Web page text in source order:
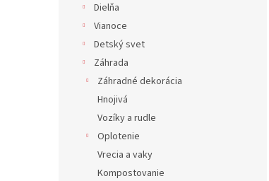
Dielňa
Vianoce
Detský svet
Záhrada
Záhradné dekorácia
Hnojivá
Vozíky a rudle
Oplotenie
Vrecia a vaky
Kompostovanie